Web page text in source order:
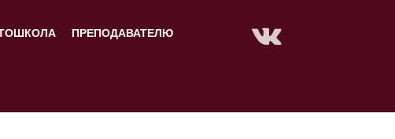
ПРЕПОДАВАТЕЛЮ